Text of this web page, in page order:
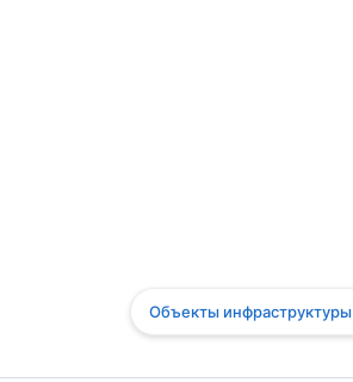
Объекты инфраструктуры